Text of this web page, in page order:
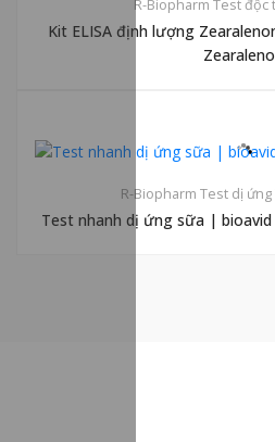
R-Biopharm Test độc
Kit ELISA định lượng
R-Biopharm Test dị ứng
Test nhanh dị ứng sữa |